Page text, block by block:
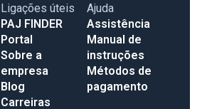
Ligações úteis
PAJ FINDER
Portal
Sobre a
empresa
Blog
Carreiras
Ajuda
Assistência
Manual de
instruções
Métodos de
pagamento